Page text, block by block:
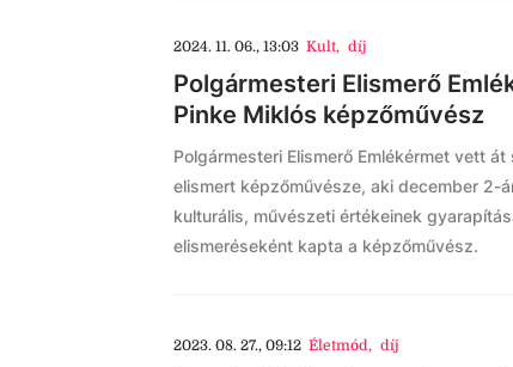
2024. 11. 06., 13:03 Kult, díj
Polgármesteri Elismerő
Pinke Miklós képzőművész
Polgármesteri Elismerő Emlékérmet vett
elismert képzőművésze, aki december 2-
kulturális, művészeti értékeinek
elismeréseként kapta a képzőművész.
2023. 08. 27., 09:12 Életmód, díj